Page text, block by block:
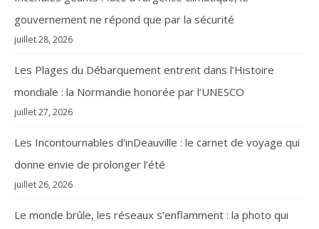
gouvernement ne répond que par la sécurité
juillet 28, 2026
Les Plages du Débarquement entrent dans l’Histoire
mondiale : la Normandie honorée par l’UNESCO
juillet 27, 2026
Les Incontournables d’inDeauville : le carnet de voyage qui
donne envie de prolonger l’été
juillet 26, 2026
Le monde brûle, les réseaux s’enflamment : la photo qui